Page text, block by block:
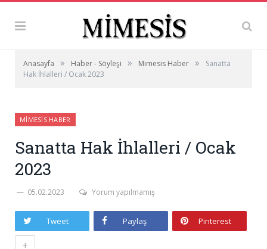
Anasayfa » Haber - Söyleşi » Mimesis Haber »
Sanatta
Hak İhlalleri / Ocak 2023
MIMESIS HABER
Sanatta Hak İhlalleri / Ocak
2023
05.02.2023 Yorum yapılmamış
Tweet Paylaş Pinterest
+